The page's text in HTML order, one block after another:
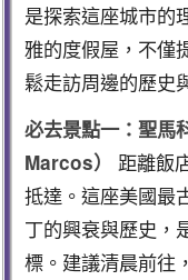
是探索這座城市的
雅的度假屋，不僅
鬆走訪周邊的歷史
必去景點一：聖
Marcos）
距離飯
抵達。這座美國最
丁的興衰與歷史，
標。建議清晨前往